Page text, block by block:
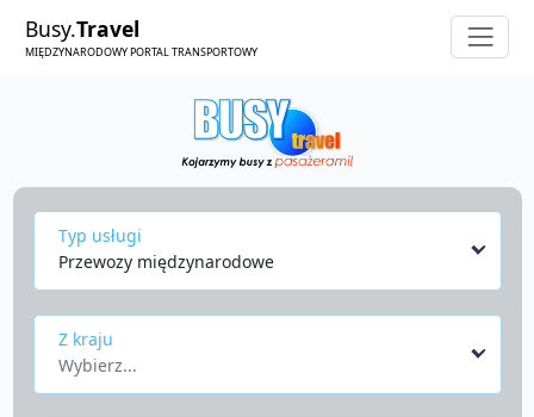
Busy.Travel
MIĘDZYNARODOWY PORTAL TRANSPORTOWY
Typ usługi
Przewozy międzynarodowe
Z kraju
Wybierz...